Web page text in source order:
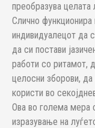
преобразува целата
Слично
индивидуалецот да
да си постави
работи со ритамот,
целосни зборови,
користи во
Ова во голема мера
изразување на